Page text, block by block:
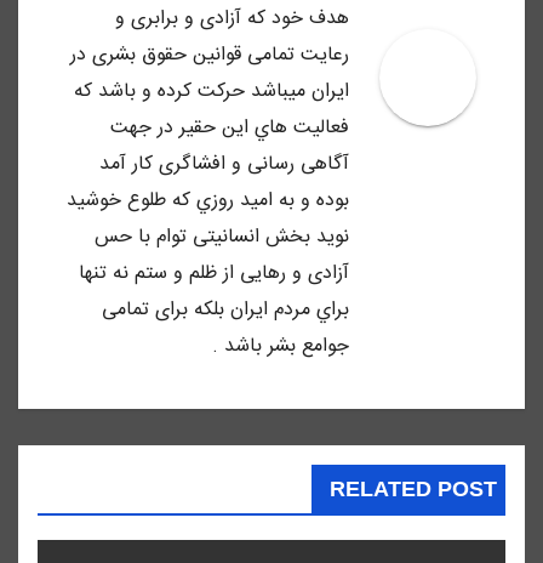
هدف خود كه آزادى و برابرى و
رعايت تمامى قوانين حقوق بشرى در
ايران ميباشد حركت كرده و باشد كه
فعاليت هاي اين حقير در جهت
آگاهى رسانى و افشاگرى كار آمد
بوده و به اميد روزي كه طلوع خوشيد
نويد بخش انسانيتى توام با حس
آزادى و رهايى از ظلم و ستم نه تنها
براي مردم ايران بلكه براى تمامى
جوامع بشر باشد .
RELATED POST